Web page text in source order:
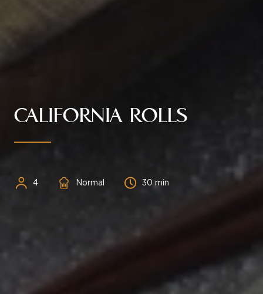
CALIFORNIA ROLLS
Personnes
4 Difficulté
Normal Temps30 min